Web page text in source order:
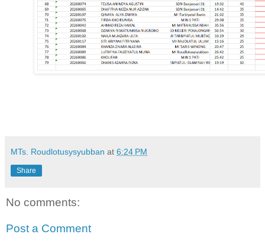
MTs. Roudlotusysyubban at 6:24 PM
Share
No comments:
Post a Comment